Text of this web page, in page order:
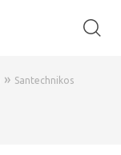
» Santechnikos